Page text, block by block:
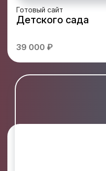
Готовый сайт
Детского сада
39 000 ₽